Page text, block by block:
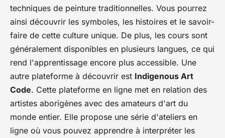
techniques de peinture traditionnelles. Vous pourrez
ainsi découvrir les symboles, les histoires et le savoir-
faire de cette culture unique. De plus, les cours sont
généralement disponibles en plusieurs langues, ce qui
rend l'apprentissage encore plus accessible. Une
autre plateforme à découvrir est Indigenous Art
Code. Cette plateforme en ligne met en relation des
artistes aborigènes avec des amateurs d'art du
monde entier. Elle propose une série d'ateliers en
ligne où vous pouvez apprendre à interpréter les